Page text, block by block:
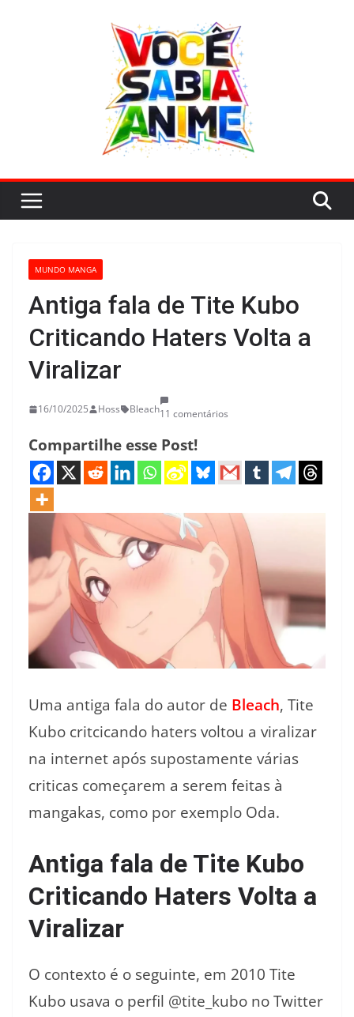
MUNDO MANGA
Antiga fala de Tite Kubo
Criticando Haters Volta a
Viralizar
16/10/2025 Hoss Bleach11 comentários
Compartilhe esse Post!
Uma antiga fala do autor de Bleach, Tite
Kubo critcicando haters voltou a viralizar
na internet após supostamente várias
criticas começarem a serem feitas à
mangakas, como por exemplo Oda.
Antiga fala de Tite Kubo
Criticando Haters Volta a
Viralizar
O contexto é o seguinte, em 2010 Tite
Kubo usava o perfil @tite_kubo no Twitter